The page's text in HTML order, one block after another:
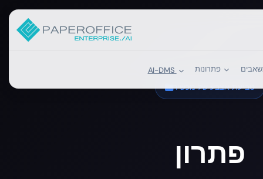
AI-DMS פתרונות
טביעת אצבע של מכשיר
פתרון